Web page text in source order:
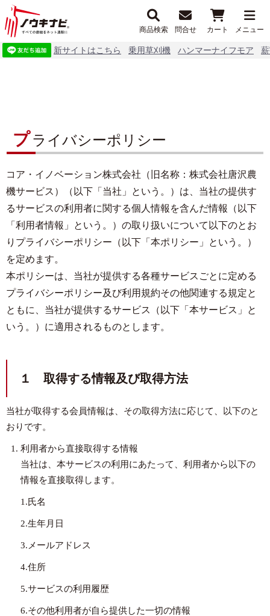
商品検索 問合せ カート メニュー
新サイトはこちら 乗用草刈機 ハンマーナイフモア
プライバシーポリシー
コア・イノベーション株式会社（旧名称：株式会社唐沢農
機サービス）（以下「当社」という。）は、当社の提供す
るサービスの利用者に関する個人情報を含んだ情報（以下
「利用者情報」という。）の取り扱いについて以下のとお
りプライバシーポリシー（以下「本ポリシー」という。）
を定めます。
本ポリシーは、当社が提供する各種サービスごとに定める
プライバシーポリシー及び利用規約その他関連する規定と
ともに、当社が提供するサービス（以下「本サービス」と
いう。）に適用されるものとします。
１ 取得する情報及び取得方法
当社が取得する会員情報は、その取得方法に応じて、以下のと
おりです。
利用者から直接取得する情報
当社は、本サービスの利用にあたって、利用者から以下の
情報を直接取得します。
1.氏名
2.生年月日
3.メールアドレス
4.住所
5.サービスの利用履歴
6.その他利用者が自ら提供した一切の情報